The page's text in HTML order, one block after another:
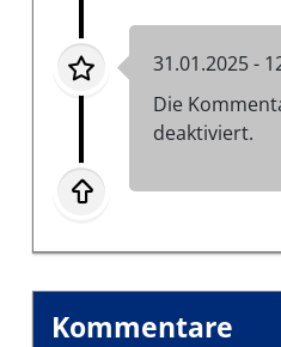
31.01.2025 -
Die
deaktiviert.
Kommentare